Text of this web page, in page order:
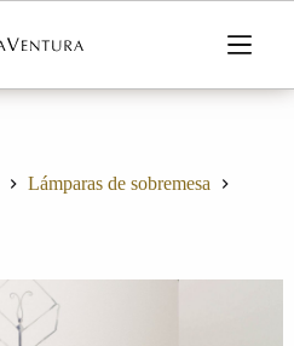
Lámparas de sobremesa